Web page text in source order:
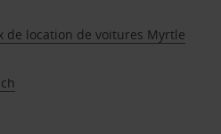
de location de voitures Myrtle